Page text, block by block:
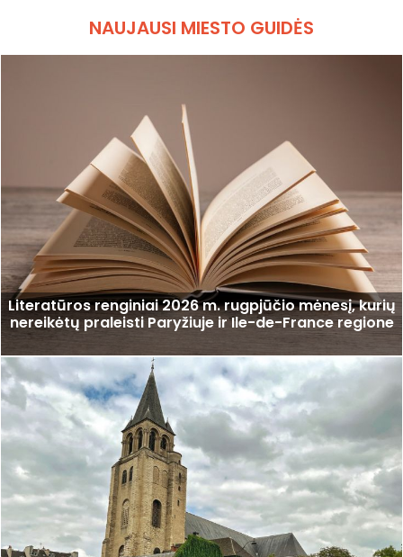
NAUJAUSI MIESTO GUIDĖS
Literatūros renginiai 2026 m. rugpjūčio mėnesį, kurių
nereikėtų praleisti Paryžiuje ir Ile-de-France regione